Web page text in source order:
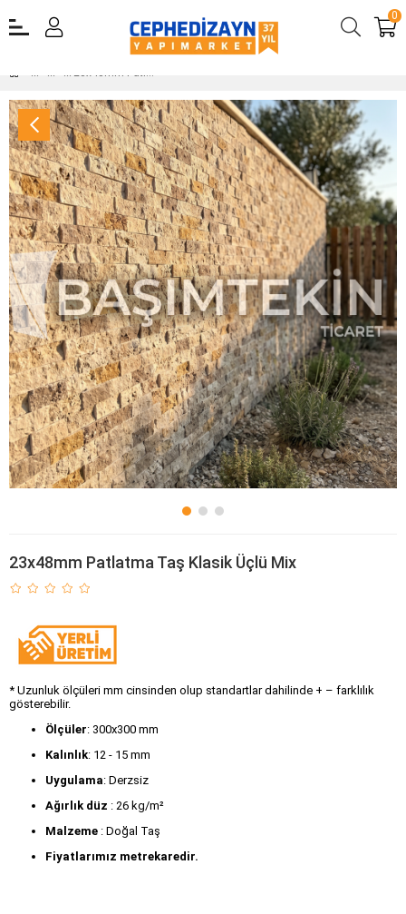
0
23x48mm Patlatma Taş Klasik Üçlü Mix
23x48mm Patlatma Taş Klasik Üçlü Mix
* Uzunluk ölçüleri mm cinsinden olup standartlar dahilinde + – farklılık
gösterebilir.
Ölçüler: 300x300 mm
Kalınlık: 12 - 15 mm
Uygulama: Derzsiz
Ağırlık düz : 26 kg/m²
Malzeme : Doğal Taş
Fiyatlarımız metrekaredir.